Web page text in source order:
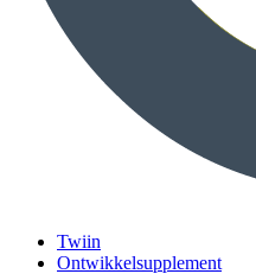
Twiin
Ontwikkelsupplement